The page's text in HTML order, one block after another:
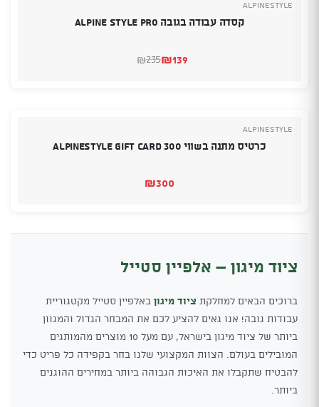
Alpinestyle
קסדה עבודה בגובה ALPINE STYLE PRO
₪235
המחיר₪139
המחיר
Alpinestyle
כרטיס מתנה בשווי 300 Alpinestyle Gift Card
₪300
ציוד מיגון – אלפיין סטייל
ברוכים הבאים למחלקת ציוד מיגון באלפיין סטייל מקטגוריית
עבודות גובה! אנו גאים להציע לכם את המבחר הגדול והמגוון
ביותר של ציוד מיגון בישראל, עם מעל 10 מוצרים מהמותגים
המובילים בעולם. הצוות המקצועי שלנו בחר בקפידה כל פריט כדי
להבטיח שתקבלו את האיכות הגבוהה ביותר במחירים ההוגנים
ביותר.